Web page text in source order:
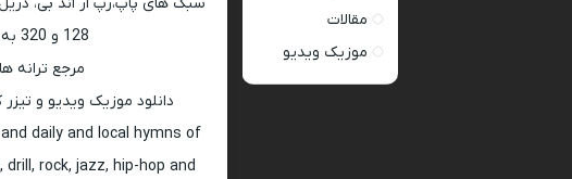
128 و 320 به رسانه ی کاشان موزیک مراجعه کنید
مرجع ترانه
دانلود موزیک ویدیو و
daily and local hymns of
rock, jazz, hip-hop and
مقالات
موزیک ویدیو